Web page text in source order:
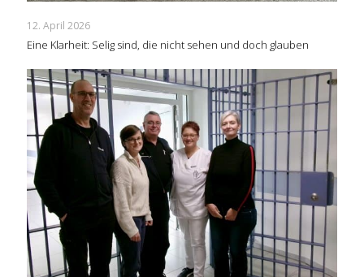
12. April 2026
Eine Klarheit: Selig sind, die nicht sehen und doch glauben